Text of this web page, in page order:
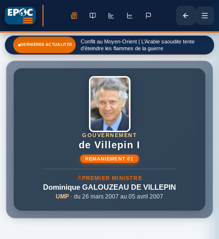
DERNIÈRES ACTUALITÉS
Conflit au Moyen-Orient | L’Arabie saoudite tente
d’éteindre les flammes de la guerre
GOUVERNEMENT
de Villepin I
REMANIEMENT 01
PREMIER MINISTRE
Dominique GALOUZEAU DE VILLEPIN
UMP · du 26 mars 2007 au 05 avril 2007